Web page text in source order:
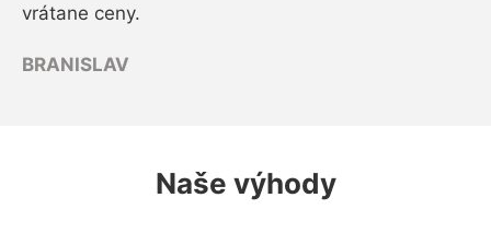
vrátane ceny.
BRANISLAV
Naše výhody